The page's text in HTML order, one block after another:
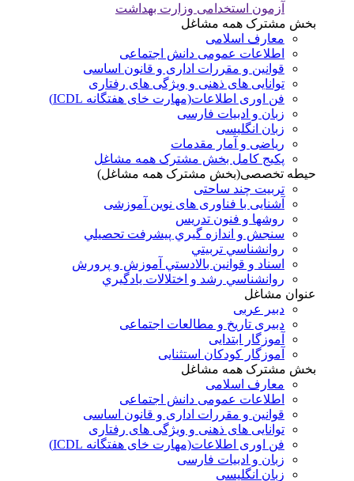
آزمون استخدامی وزارت بهداشت
بخش مشترک همه مشاغل
معارف اسلامی
اطلاعات عمومی دانش اجتماعی
قوانین و مقررات اداری و قانون اساسی
توانایی های ذهنی و ویژگی های رفتاری
فن اوری اطلاعات(مهارت خای هفتگانه ICDL)
زبان و ادبیات فارسی
زبان انگلیسی
ریاضی و آمار مقدمات
پکیج کامل بخش مشترک همه مشاغل
حیطه تخصصی(بخش مشترک همه مشاغل)
تربیت چند ساحتی
آشنایی با فناوری های نوین آموزشی
روشها و فنون تدريس
سنجش و اندازه گيري پيشرفت تحصيلي
روانشناسي تربيتي
اسناد و قوانين بالادستي آموزش و پرورش
روانشناسي رشد و اختلالات يادگيري
عنوان مشاغل
دبير عربی
دبیری تاریخ و مطالعات اجتماعی
آموزگار ابتدایی
آموزگار کودکان استثنایی
بخش مشترک همه مشاغل
معارف اسلامی
اطلاعات عمومی دانش اجتماعی
قوانین و مقررات اداری و قانون اساسی
توانایی های ذهنی و ویژگی های رفتاری
فن اوری اطلاعات(مهارت خای هفتگانه ICDL)
زبان و ادبیات فارسی
زبان انگلیسی